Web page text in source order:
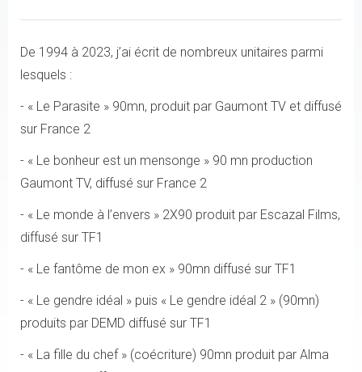
De 1994 à 2023, j’ai écrit de nombreux unitaires parmi
lesquels :
- « Le Parasite » 90mn, produit par Gaumont TV et diffusé
sur France 2
- « Le bonheur est un mensonge » 90 mn production
Gaumont TV, diffusé sur France 2
- « Le monde à l’envers » 2X90 produit par Escazal Films,
diffusé sur TF1
- « Le fantôme de mon ex » 90mn diffusé sur TF1
- « Le gendre idéal » puis « Le gendre idéal 2 » (90mn)
produits par DEMD diffusé sur TF1
- « La fille du chef » (coécriture) 90mn produit par Alma